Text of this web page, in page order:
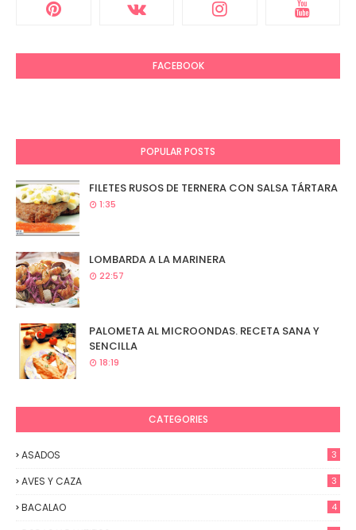
FACEBOOK
POPULAR POSTS
FILETES RUSOS DE TERNERA CON SALSA TÁRTARA
1:35
LOMBARDA A LA MARINERA
22:57
PALOMETA AL MICROONDAS. RECETA SANA Y
SENCILLA
18:19
CATEGORIES
ASADOS 3
AVES Y CAZA 3
BACALAO 4